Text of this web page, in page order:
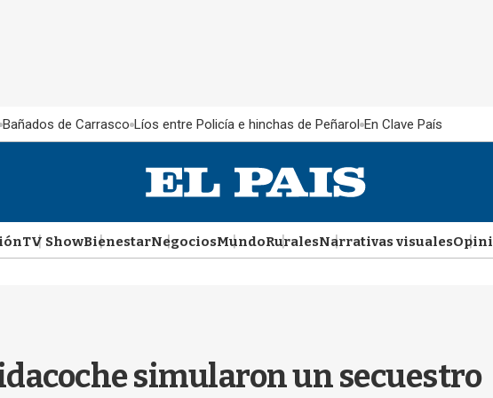
Bañados de Carrasco Líos entre Policía e hinchas de Peñarol En Clave País
TV ShowBienestarNegociosMundoRuralesNarrativas visuales
simularon un secuestro